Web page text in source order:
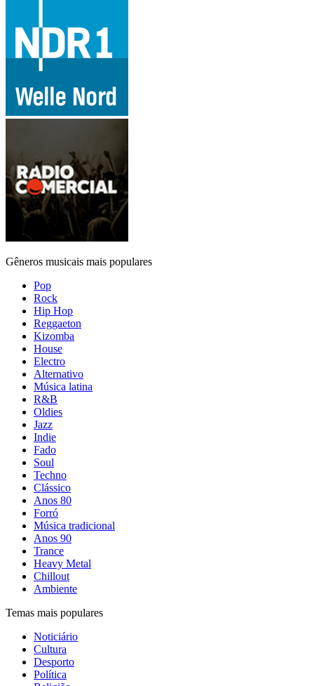
Gêneros musicais mais populares
Pop
Rock
Hip Hop
Reggaeton
Kizomba
House
Electro
Alternativo
Música latina
R&B
Oldies
Jazz
Indie
Fado
Soul
Techno
Clássico
Anos 80
Forró
Música tradicional
Anos 90
Trance
Heavy Metal
Chillout
Ambiente
Temas mais populares
Noticiário
Cultura
Desporto
Política